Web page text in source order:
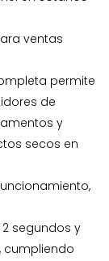
ventas
permite
de
y
secos en
segundos y
cumpliendo